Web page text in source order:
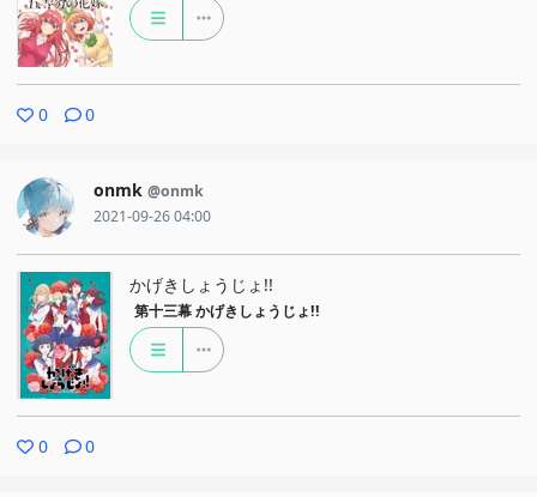
0 0
onmk @onmk
2021-09-26 04:00
かげきしょうじょ!!
第十三幕 かげきしょうじょ!!
0 0